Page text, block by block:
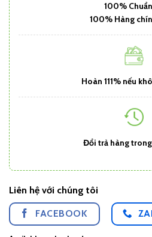
100%
100% Hàng
Hoàn 111% nếu
Đổi trả hàng
Liên hệ với chúng tôi
FACEBOOK